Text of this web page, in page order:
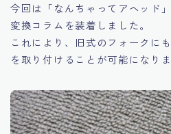
今回は「なんちゃってアヘッド
変換コラムを装着しました。
これにより、旧式のフォークに
を取り付けることが可能になりま